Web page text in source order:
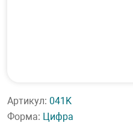
Артикул: 041K
Форма: Цифра